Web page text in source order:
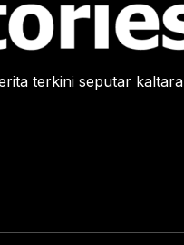
terkini seputar kaltara